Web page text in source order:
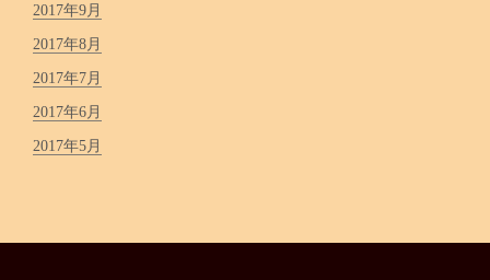
2017年9月
2017年8月
2017年7月
2017年6月
2017年5月